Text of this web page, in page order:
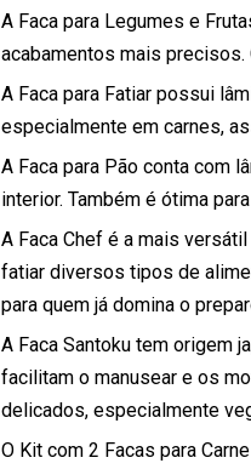
A Faca para Legumes e
acabamentos mais
A Faca para Fatiar possui
especialmente em carnes,
A Faca para Pão conta com
interior. Também é ótima
A Faca Chef é a mais
fatiar diversos tipos de
para quem já domina o
A Faca Santoku tem origem
facilitam o manusear e os
delicados, especialmente
O Kit com 2 Facas para